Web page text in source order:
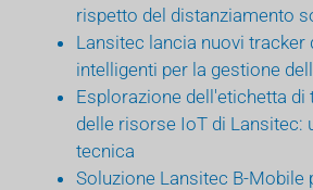
rispetto del distanziamento
Lansitec lancia nuovi tracker
intelligenti per la gestione
Esplorazione dell'etichetta
delle risorse IoT di Lansitec:
tecnica
Soluzione Lansitec B-Mobile